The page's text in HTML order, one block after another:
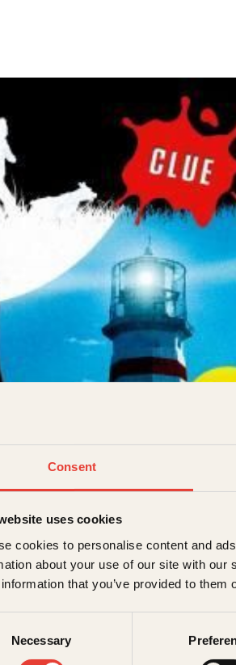
Consent
uses cookies
cookies to personalise content and
about your use of our site with
that you’ve provided to
Necessary